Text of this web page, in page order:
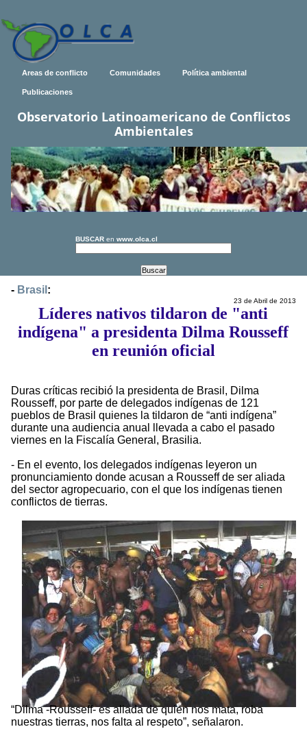
Areas de conflicto Comunidades Política ambiental
Publicaciones
Observatorio Latinoamericano de Conflictos
Ambientales
BUSCAR en www.olca.cl
- Brasil :
23 de Abril de 2013
Líderes nativos tildaron de "anti
indígena" a presidenta Dilma Rousseff
en reunión oficial
Duras críticas recibió la presidenta de Brasil, Dilma
Rousseff, por parte de delegados indígenas de 121
pueblos de Brasil quienes la tildaron de “anti indígena”
durante una audiencia anual llevada a cabo el pasado
viernes en la Fiscalía General, Brasilia.
- En el evento, los delegados indígenas leyeron un
pronunciamiento donde acusan a Rousseff de ser aliada
del sector agropecuario, con el que los indígenas tienen
conflictos de tierras.
“Dilma -Rousseff- es aliada de quien nos mata, roba
nuestras tierras, nos falta al respeto”, señalaron.